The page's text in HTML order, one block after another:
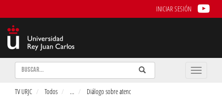
INICIAR SESIÓN
Buscar Enviar
Buscar
Toggle
TV URJC Todos ... Diálogo sobre atenc